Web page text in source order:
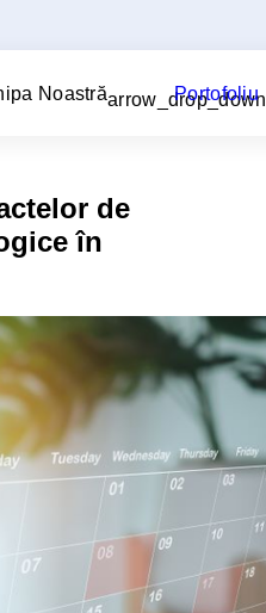
Noastrăarrow_drop_down
Portofoliu
de
în